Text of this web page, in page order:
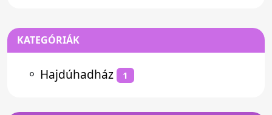
KATEGÓRIÁK
⚬ Hajdúhadház 1